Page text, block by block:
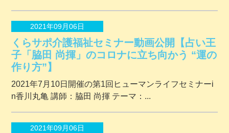
2021年09月06日
くらサポ介護福祉セミナー動画公開【占い王
子「脇田 尚揮」のコロナに立ち向かう “運の
作り方”】
2021年7月10日開催の第1回ヒューマンライフセミナーi
n香川丸亀 講師：脇田 尚揮 テーマ：...
2021年09月06日